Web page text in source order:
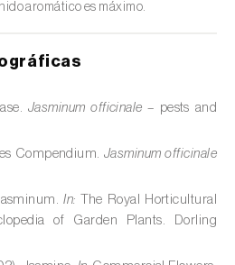
)
)
aromático es máximo.
Jasminum officinale – pests and
Compendium. Jasminum officinale
In: The Royal Horticultural
of Garden Plants. Dorling